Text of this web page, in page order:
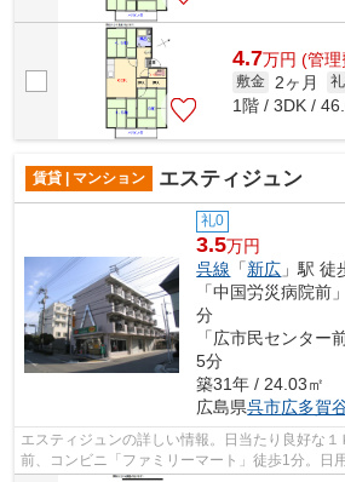
4.7万円 (管理
敷金 2ヶ月
1階 / 3DK /
賃貸 | マンション エスティジュン
礼0
3.5万円
呉線 「新広 」駅 徒
「中国労災病院
分
「広市民センタ
5分
築31年 / 24.03㎡
広島県呉市広多賀
エスティジュンの詳しい情報。日当たり良好な
前、コンビニ「ファミリーマート」徒歩1分。日